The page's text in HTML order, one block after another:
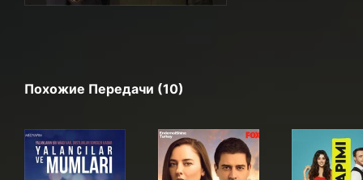
Похожие Передачи (10)